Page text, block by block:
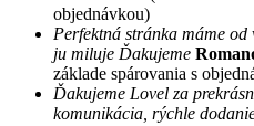
objednávkou)
Perfektná stránka máme
ju miluje Ďakujeme
základe spárovania s
Ďakujeme Lovel za
komunikácia, rýchle